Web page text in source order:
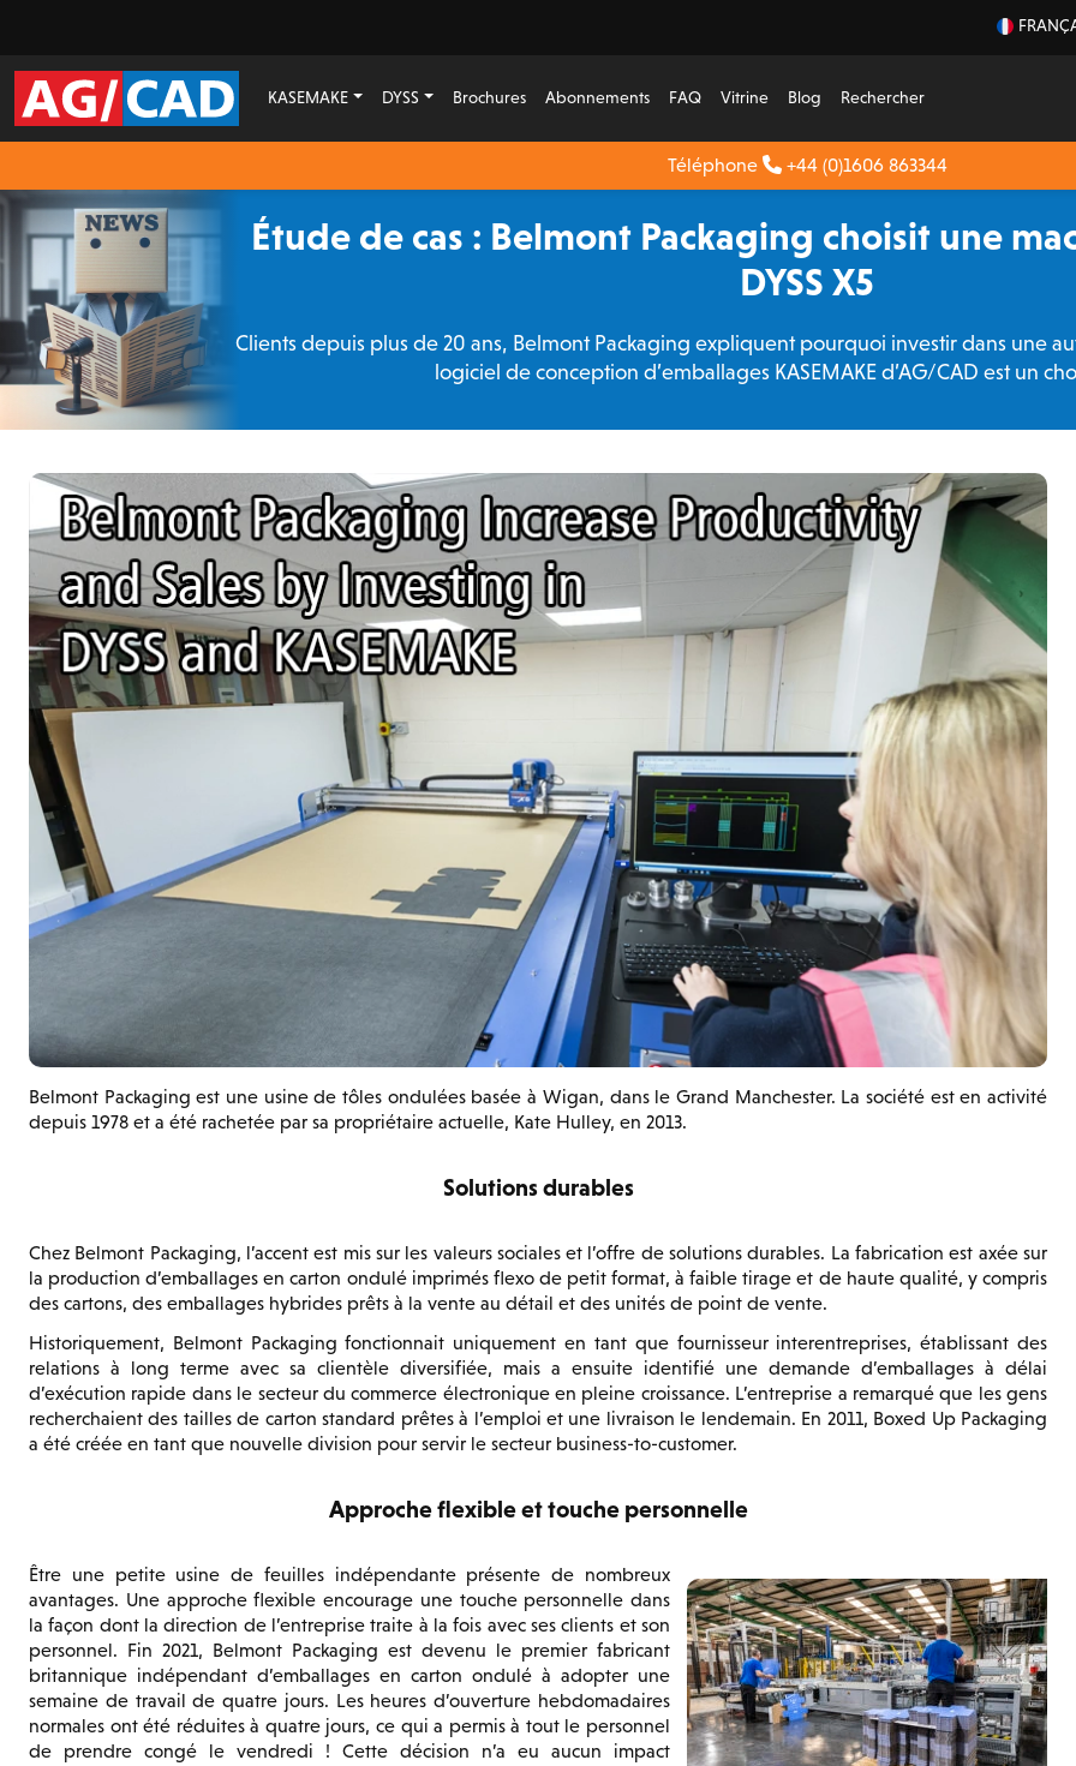
KASEMAKE DYSS Brochures Abonnements FAQ Vitrine Blog Rechercher
Téléphone +44 (0)1606 863344
Étude de cas : Belmont Packaging choisit une
DYSS X5
Clients depuis plus de 20 ans, Belmont Packaging expliquent pourquoi investir dans une
logiciel de conception d’emballages KASEMAKE d’AG/CAD est un
Belmont Packaging est une usine de tôles ondulées basée à Wigan, dans le Grand Manchester. La société est en activité
depuis 1978 et a été rachetée par sa propriétaire actuelle, Kate Hulley, en 2013.
Solutions durables
Chez Belmont Packaging, l’accent est mis sur les valeurs sociales et l’offre de solutions durables. La fabrication est axée sur
la production d’emballages en carton ondulé imprimés flexo de petit format, à faible tirage et de haute qualité, y compris
des cartons, des emballages hybrides prêts à la vente au détail et des unités de point de vente.
Historiquement, Belmont Packaging fonctionnait uniquement en tant que fournisseur interentreprises, établissant des
relations à long terme avec sa clientèle diversifiée, mais a ensuite identifié une demande d’emballages à délai
d’exécution rapide dans le secteur du commerce électronique en pleine croissance. L’entreprise a remarqué que les gens
recherchaient des tailles de carton standard prêtes à l’emploi et une livraison le lendemain. En 2011, Boxed Up Packaging
a été créée en tant que nouvelle division pour servir le secteur business-to-customer.
Approche flexible et touche personnelle
Être une petite usine de feuilles indépendante présente de nombreux
avantages. Une approche flexible encourage une touche personnelle dans
la façon dont la direction de l’entreprise traite à la fois avec ses clients et son
personnel. Fin 2021, Belmont Packaging est devenu le premier fabricant
britannique indépendant d’emballages en carton ondulé à adopter une
semaine de travail de quatre jours. Les heures d’ouverture hebdomadaires
normales ont été réduites à quatre jours, ce qui a permis à tout le personnel
de prendre congé le vendredi ! Cette décision n’a eu aucun impact